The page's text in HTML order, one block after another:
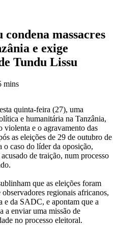
massacres
e exige
Tundu Lissu
mins
quinta-feira (27), uma
e humanitária na Tanzânia,
violenta e o agravamento das
as eleições de 29 de outubro de
o caso do líder da oposição,
de traição, num processo
que as eleições foram
regionais africanos,
e da SADC, e apontam que a
a enviar uma missão de
no processo eleitoral.